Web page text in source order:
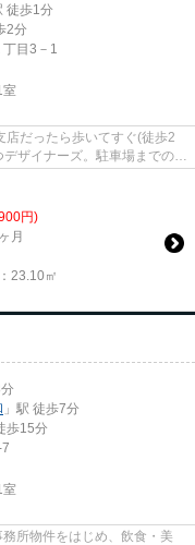
徒歩1分
2分
丁目3－1
室
店だったら歩いてすぐ(徒歩2
ザイナーズ。駐車場までの距
円)
月
23.10㎡
」駅 徒歩7分
歩15分
室
所物件をはじめ、飲食・美